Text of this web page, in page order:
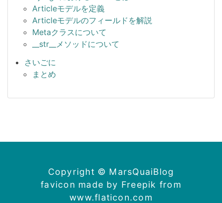
Articleモデルを定義
Articleモデルのフィールドを解説
Metaクラスについて
__str__メソッドについて
さいごに
まとめ
Copyright © MarsQuaiBlog
favicon made by Freepik from
www.flaticon.com